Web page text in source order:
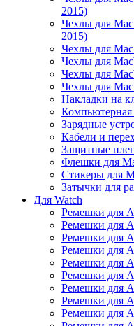
2015)
Чехлы для
2015)
Чехлы для
Чехлы для
Чехлы для
Чехлы для
Накладки на
Зарядные
Кабели и
Защитные
Флешки для
Стикеры для
Затычки для
Для Watch
Ремешки для
Ремешки для
Ремешки для
Ремешки для
Ремешки для
Ремешки для
Ремешки для
Ремешки для
Ремешки для